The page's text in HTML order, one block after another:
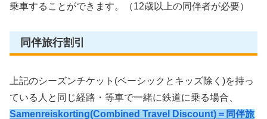
乗車することができます。（12歳以上の同伴者が必要）
同伴旅行割引
上記のシーズンチケット(ベーシックとキッズ除く)を持っ
ている人と同じ経路・等車で一緒に鉄道に乗る場合、
Samenreiskorting(Combined Travel Discount)＝同伴旅